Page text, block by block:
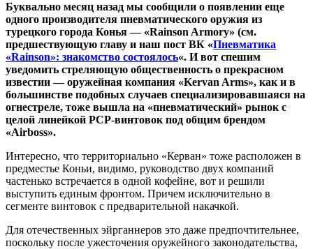
Буквально месяц назад мы сообщили о появлении еще
одного производителя пневматического оружия из
турецкого города Конья — «Rainson Armory» (см.
предшествующую главу и наш пост ВК «Пневматика
«Rainson»: знакомство состоялось«. И вот спешим
уведомить стреляющую общественность о прекрасном
известии — оружейная компания «Kervan Arms», как и в
большинстве подобных случаев специализировавшаяся на
огнестреле, тоже вышла на «пневматический» рынок с
целой линейкой PCP-винтовок под общим брендом
«Airboss».
Интересно, что территориально «Керван» тоже расположен в
предместье Коньи, видимо, руководство двух компаний
частенько встречается в одной кофейне, вот и решили
выступить единым фронтом. Причем исключительно в
сегменте винтовок с предварительной накачкой.
Для отечественных эйрганнеров это даже предпочтительнее,
поскольку после ужесточения оружейного законодательства,